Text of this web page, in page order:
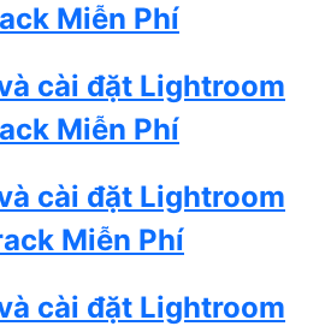
Miễn Phí
cài đặt Lightroom
Miễn Phí
cài đặt Lightroom
Miễn Phí
cài đặt Lightroom